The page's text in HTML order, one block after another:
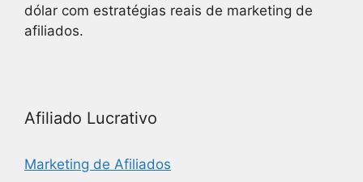
dólar com estratégias reais de marketing de
afiliados.
Afiliado Lucrativo
Marketing de Afiliados